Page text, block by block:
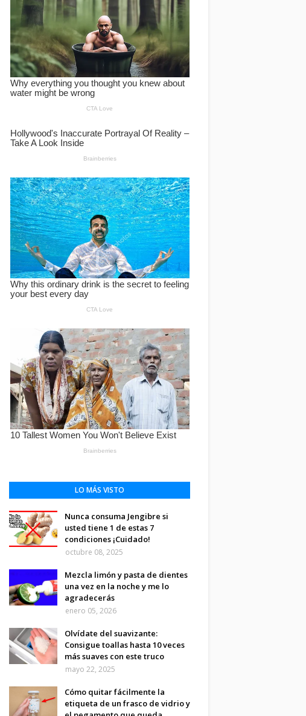
LO MÁS VISTO
Nunca consuma Jengibre si
usted tiene 1 de estas 7
condiciones ¡Cuidado!
octubre 08, 2025
Mezcla limón y pasta de dientes
una vez en la noche y me lo
agradecerás
enero 05, 2026
Olvídate del suavizante:
Consigue toallas hasta 10 veces
más suaves con este truco
mayo 22, 2025
Cómo quitar fácilmente la
etiqueta de un frasco de vidrio y